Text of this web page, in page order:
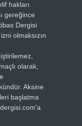
hakları
gereğince
Dergisi
olmaksızın
olarak,
Aksine
başlatma